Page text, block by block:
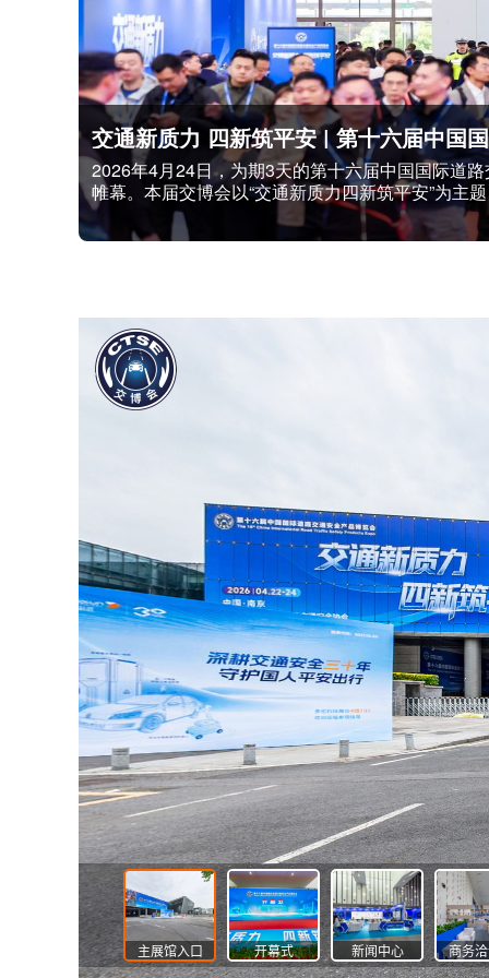
据公安部统计，截至2026年6月底，全国机动车保
5.67亿人，其中汽车驾驶人5.33亿人。新注册登记
万。2026年上半年，全国新注册登记机动车1581
册登...